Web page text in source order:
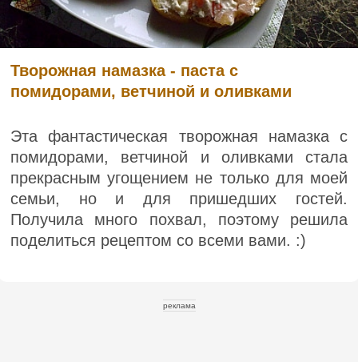
Творожная намазка - паста с
помидорами, ветчиной и оливками
Эта фантастическая творожная намазка с
помидорами, ветчиной и оливками стала
прекрасным угощением не только для моей
семьи, но и для пришедших гостей.
Получила много похвал, поэтому решила
поделиться рецептом со всеми вами. :)
реклама